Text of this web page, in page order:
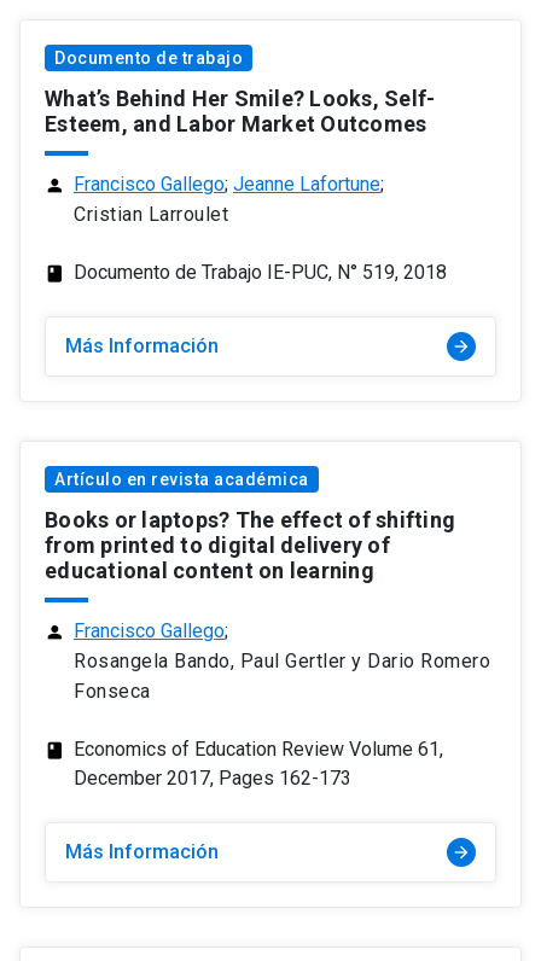
Documento de trabajo
What’s Behind Her Smile? Looks, Self-
Esteem, and Labor Market Outcomes
person Francisco Gallego; Jeanne Lafortune;
Cristian Larroulet
class Documento de Trabajo IE-PUC, N° 519, 2018
Más Información arrow_forward
Artículo en revista académica
Books or laptops? The effect of shifting
from printed to digital delivery of
educational content on learning
person Francisco Gallego;
Rosangela Bando, Paul Gertler y Dario Romero
Fonseca
class
Economics of Education Review Volume 61,
December 2017, Pages 162-173
Más Información arrow_forward